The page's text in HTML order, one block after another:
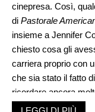
cinepresa. Così,
di Pastorale
insieme a Jennifer
chiesto cosa gli
carriera proprio con
che sia stato il fatto
ricordare ancora
“figlio”, non troppo